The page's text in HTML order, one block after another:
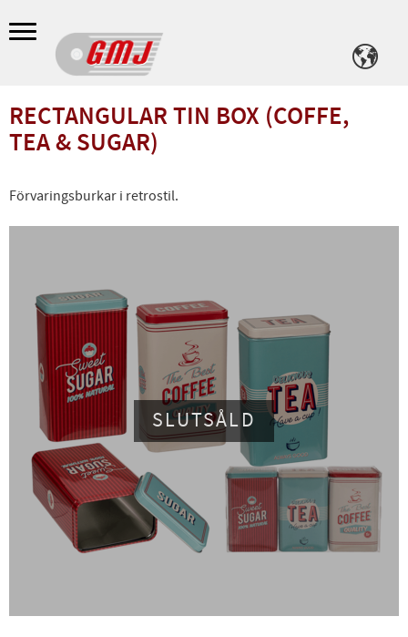
Meny
RECTANGULAR TIN BOX (COFFE,
TEA & SUGAR)
Förvaringsburkar i retrostil.
SLUTSÅLD